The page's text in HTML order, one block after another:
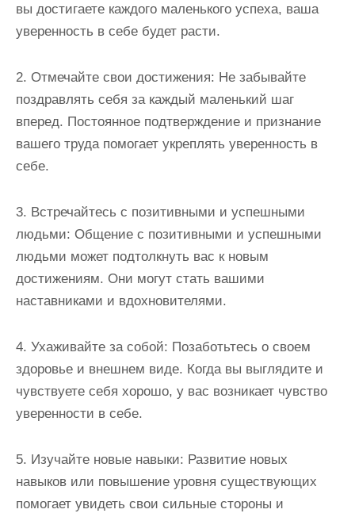
вы достигаете каждого маленького успеха, ваша
уверенность в себе будет расти.
2. Отмечайте свои достижения: Не забывайте
поздравлять себя за каждый маленький шаг
вперед. Постоянное подтверждение и признание
вашего труда помогает укреплять уверенность в
себе.
3. Встречайтесь с позитивными и успешными
людьми: Общение с позитивными и успешными
людьми может подтолкнуть вас к новым
достижениям. Они могут стать вашими
наставниками и вдохновителями.
4. Ухаживайте за собой: Позаботьтесь о своем
здоровье и внешнем виде. Когда вы выглядите и
чувствуете себя хорошо, у вас возникает чувство
уверенности в себе.
5. Изучайте новые навыки: Развитие новых
навыков или повышение уровня существующих
помогает увидеть свои сильные стороны и